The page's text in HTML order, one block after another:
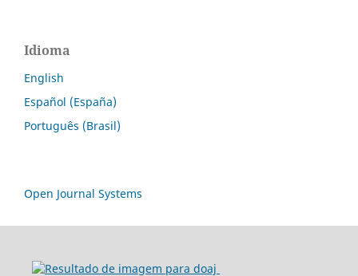
Idioma
English
Español (España)
Português (Brasil)
Open Journal Systems